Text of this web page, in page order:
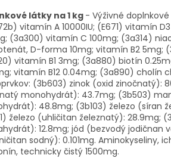
látky na 1 kg - Výživné
vitamín A 10000IU; (E671) vitamín
(3a300) vitamín C 100mg; (3a314)
D-forma 10mg; vitamín B2 5mg;
vitamín B1 3mg; (3a880) biotín
vitamín B12 0.04mg; (3a890) cholín
(3b603) zinok (oxid zinočnatý):
monohydrát): 43.7mg; (3b503)
48.8mg; (3b103) železo (síran
železo (uhličitan železnatý):
12.8mg; jód (bezvodý jodičnan
sodný): 0.101mg. Aminokyseliny,
technicky čistý 1500mg.